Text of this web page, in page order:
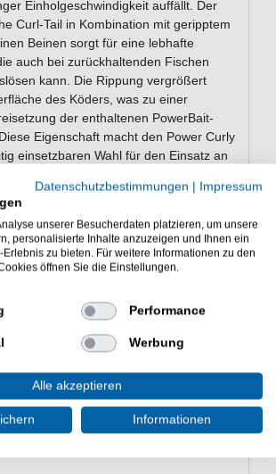
Einholgeschwindigkeit auffällt. Der
Curl-Tail in Kombination mit geripptem
Beinen sorgt für eine lebhafte
auch bei zurückhaltenden Fischen
kann. Die Rippung vergrößert
des Köders, was zu einer
der enthaltenen PowerBait-
Eigenschaft macht den Power Curly
einsetzbaren Wahl für den Einsatz an
und Duftwirkung zu einer
für die gezielte Forellenangelei.
des Berkley
Gummiköder zum
für Geschmacksverteilung
allen gängigen Softbait-Rigs für das
12 Gummiköder in gewählter
Datenschutzbestimmungen | Impressum
unserer Besucherdaten platzieren, um unsere
personalisierte Inhalte anzuzeigen und Ihnen ein
zu bieten. Für weitere Informationen zu den
öffnen Sie die Einstellungen.
Performance
Werbung
Alle akzeptieren
Informationen